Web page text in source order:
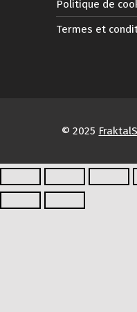
Politique de
Termes et
© 2025